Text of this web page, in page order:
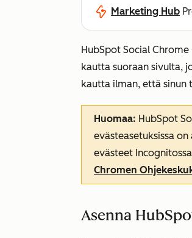
Marketing Hub
HubSpot Social
kautta suoraan sivulta,
kautta ilman, että sinun
Huomaa: HubSpot
evästeasetuksissa
evästeet Incognitossa
Chromen
Asenna